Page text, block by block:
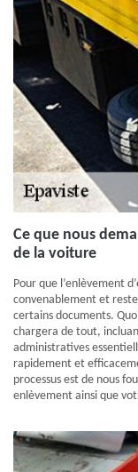
Ce que nous
de la voiture
Pour que l’enlèvement
convenablement et
certains documents.
chargera de tout,
administratives
rapidement et
processus est de nous
enlèvement ainsi que